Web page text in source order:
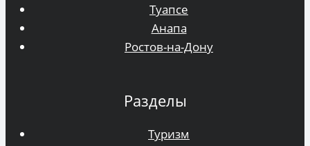
Туапсе
Анапа
Ростов-на-Дону
Разделы
Туризм